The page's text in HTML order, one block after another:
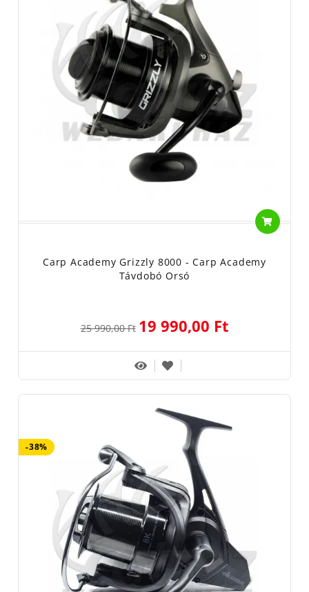
Carp Academy Grizzly 8000 - Carp Academy
Távdobó Orsó
25 990,00 Ft 19 990,00 Ft
-38%